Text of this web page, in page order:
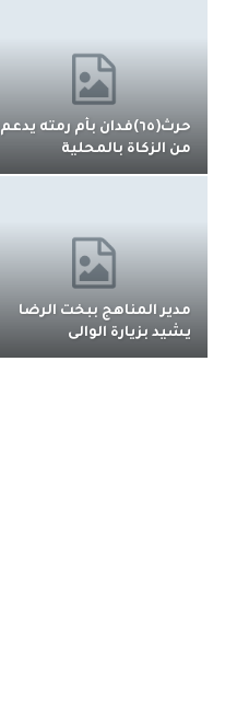
حرث(٦٥)فدان بأم رمته يدعم
من الزكاة بالمحلية
مدير المناهج ببخت الرضا
يشيد بزيارة الوالى